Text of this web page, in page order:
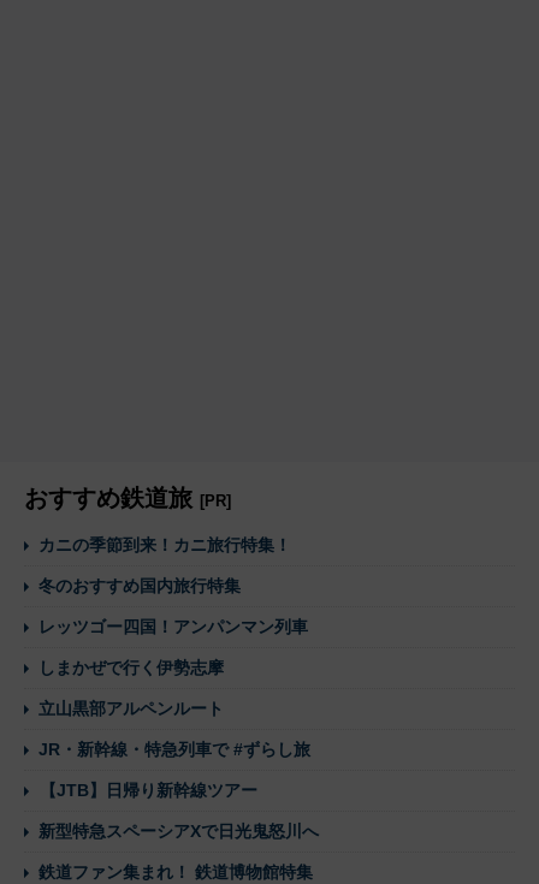
おすすめ鉄道旅 [PR]
カニの季節到来！カニ旅行特集！
冬のおすすめ国内旅行特集
レッツゴー四国！アンパンマン列車
しまかぜで行く伊勢志摩
立山黒部アルペンルート
JR・新幹線・特急列車で #ずらし旅
【JTB】日帰り新幹線ツアー
新型特急スペーシアXで日光鬼怒川へ
鉄道ファン集まれ！ 鉄道博物館特集